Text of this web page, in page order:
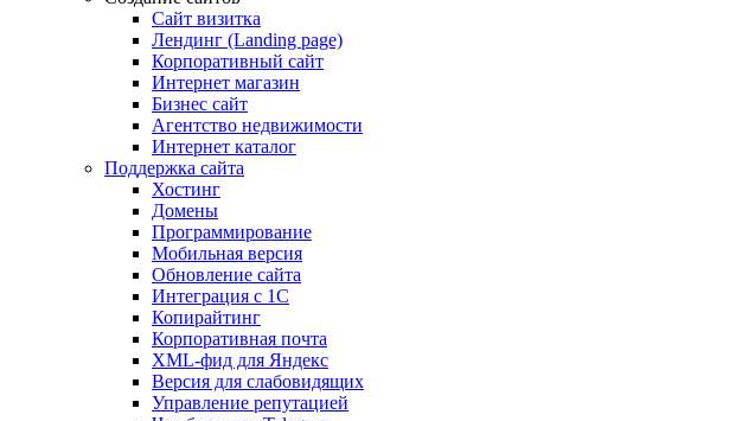
Сайт визитка
Лендинг (Landing page)
Корпоративный сайт
Интернет магазин
Бизнес сайт
Агентство недвижимости
Интернет каталог
Поддержка сайта
Хостинг
Домены
Программирование
Мобильная версия
Обновление сайта
Интеграция с 1С
Копирайтинг
Корпоративная почта
XML-фид для Яндекс
Версия для слабовидящих
Управление репутацией